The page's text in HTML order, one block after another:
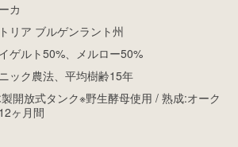
カ
リア ブルゲンラント州
ゲルト50%、メルロー50%
ック農法、平均樹齢15年
開放式タンク※野生酵母使用 / 熟成:オーク
ヶ月間